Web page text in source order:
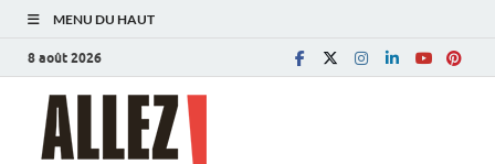
MENU DU HAUT
8 août 2026